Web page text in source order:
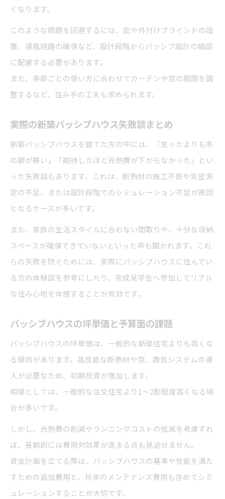
くなります。
このような問題を回避するには、庇や外付けブラインドの設
置、通風経路の確保など、設計段階からパッシブ設計の細部
に配慮する必要があります。
また、季節ごとの使い方に合わせてカーテンや窓の開閉を調
整するなど、住み手の工夫も求められます。
実際の新築パッシブハウス失敗談まとめ
新築パッシブハウスを建てた方の中には、「思ったよりも冬
の朝が寒い」「期待したほど光熱費が下がらなかった」とい
った失敗談もあります。これは、断熱材の施工不良や気密測
定の不足、または設計段階でのシミュレーション不足が原因
となるケースが多いです。
また、家族の生活スタイルに合わない間取りや、十分な収納
スペースが確保できていないといった声も聞かれます。これ
らの失敗を防ぐためには、実際にパッシブハウスに住んでい
る方の体験談を参考にしたり、完成見学会へ参加してリアル
な住み心地を体感することが有効です。
パッシブハウスの坪単価と予算面の課題
パッシブハウスの坪単価は、一般的な新築住宅よりも高くな
る傾向があります。高性能な断熱材や窓、換気システムの導
入が必要なため、初期投資が増加します。
相場としては、一般的な注文住宅より1～2割程度高くなる場
合が多いです。
しかし、光熱費の削減やランニングコストの低減を考慮すれ
ば、長期的には費用対効果が高まる点も見逃せません。
資金計画を立てる際は、パッシブハウスの基準や性能を満た
すための追加費用と、将来のメンテナンス費用も含めてシミ
ュレーションすることが大切です。